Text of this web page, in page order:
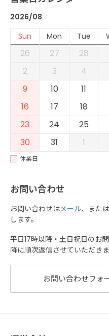
2026/08
Sun
Mon Tue
26 27 28
2
3 4
9
10 11
16
17 18
23
24 25
30
31 1
休業日
お問い合わせ
お問い合わせはメール、または
します。
平日17時以降・土日祝日のお
降に順次返信させていただきま
お問い合わせフォ